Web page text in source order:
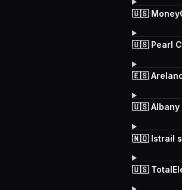
🇺🇸
🇺🇸 Pearl
🇪🇸
🇺🇸 Albany
🇳🇴 Istrail
🇺🇸